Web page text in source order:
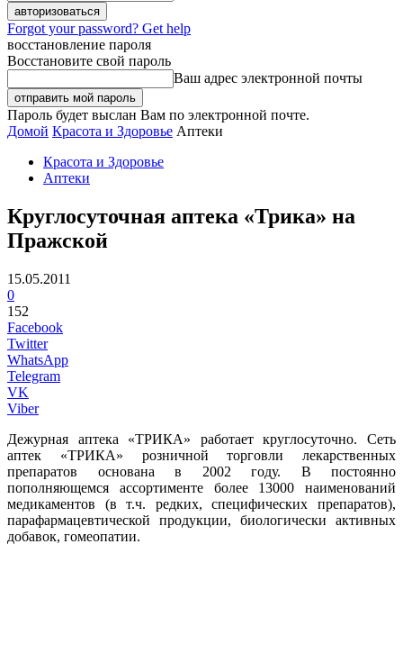
Forgot your password? Get help
восстановление пароля
Восстановите свой пароль
Ваш адрес электронной почты
Пароль будет выслан Вам по электронной почте.
Домой Красота и Здоровье Аптеки
Красота и Здоровье
Аптеки
Круглосуточная аптека «Трика» на
Пражской
15.05.2011
0
152
Facebook
Twitter
WhatsApp
Telegram
VK
Viber
Дежурная аптека «ТРИКА» работает круглосуточно. Сеть
аптек «ТРИКА» розничной торговли лекарственных
препаратов основана в 2002 году. В постоянно
пополняющемся ассортименте более 13000 наименований
медикаментов (в т.ч. редких, специфических препаратов),
парафармацевтической продукции, биологически активных
добавок, гомеопатии.